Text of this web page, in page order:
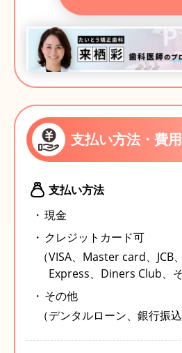
支払い方法・費用
支払い方法
現金
クレジットカード可
（VISA、Master card、JCB
Express、Diners Club、そ
その他
（デンタルローン、銀行振込